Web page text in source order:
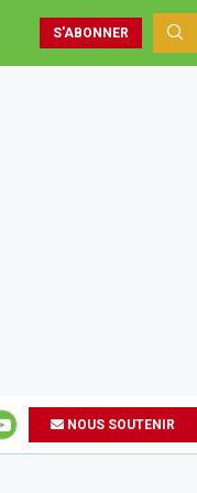
S'ABONNER
NOUS SOUTENIR